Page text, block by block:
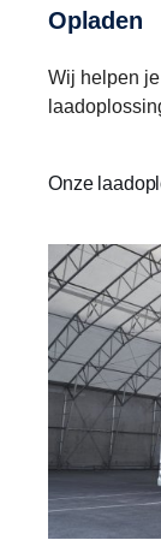
Opladen
Wij helpen
Onze